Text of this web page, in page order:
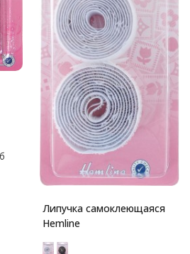
Липучка самоклеющаяся
Hemline